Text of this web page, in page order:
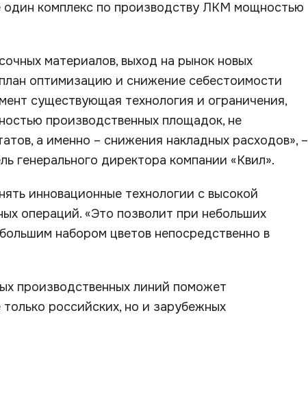
один комплекс по производству ЛКМ мощностью
материалов, выход на рынок новых
оптимизацию и снижение себестоимости
существующая технология и ограничения,
производственных площадок, не
а именно – снижения накладных расходов», –
генерального директора компании «Квил».
инновационные технологии с высокой
операций. «Это позволит при небольших
набором цветов непосредственно в
производственных линий поможет
российских, но и зарубежных